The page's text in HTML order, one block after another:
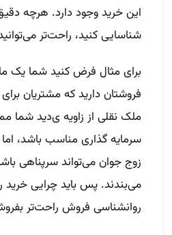
این خرید وجود دارد. هرچه
شناسایی کنید، راحت‌تر
برای مثال فرض کنید شما یک
فروشتان دارید که مشتریان برای
ملک نقلی از زاویه ی‌دید شما
سرمایه گذاری مناسب باشد،
زوج جوان می‌تواند سرپناهی
می‌بندند. پس باید چرایی خرید را
روانشناسی فروش راحت‌تر